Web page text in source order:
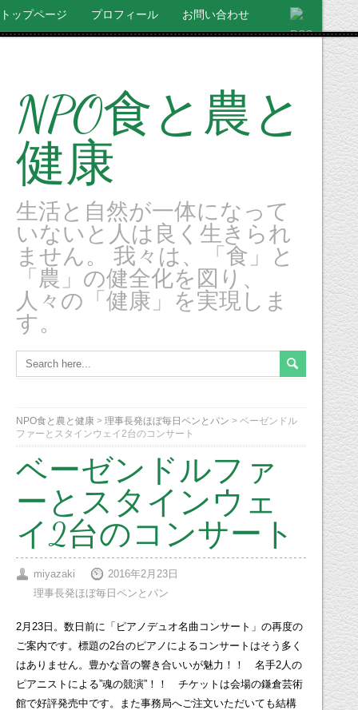
トップページ プロフィール お問い合わせ
NPO食と農と
健康
生活と自然が一体になって
いないと人は良く生きられ
ません。 我々は、「食」と
「農」の健全化を図り、
人々の「健康」を実現しま
す。
NPO食と農と健康 >理事長発ほぼ毎日ペンとパン >ベーゼンドル
ファーとスタインウェイ2台のコンサート
ベーゼンドルファ
ーとスタインウェ
イ2台のコンサート
miyazaki
2016年2月23日
理事長発ほぼ毎日ペンとパン
2月23日。数日前に「ピアノデュオ名曲コンサート」の再度の
ご案内です。標題の2台のピアノによるコンサートはそう多く
はありません。豊かな音の響き合いいが魅力！！ 名手2人の
ピアニストによる”魂の競演”！！ チケットは会場の鎌倉芸術
館で好評発売中です。また事務局へご注文いただいても結構